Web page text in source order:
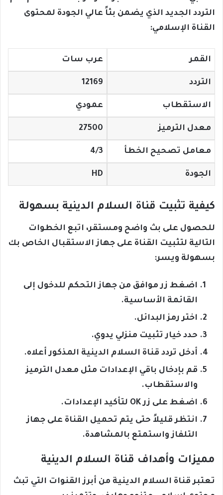
التردد الجديد الذي يضمن بثاً عالي الجودة لمحتوى
القناة الإسلامي:
القمر عرب سات
التردد 12169
الاستقطاب عمودي
معدل الترميز 27500
معامل تصحيح الخطأ 4/3
الجودة HD
كيفية تثبيت قناة السلام الدينية بسهولة
للحصول على بث واضح ومستقر، اتبع الخطوات
التالية لتثبيت القناة على جهاز الاستقبال الخاص بك
بسهولة ويسر:
اضغط زر موافق من جهاز التحكم للدخول إلى
القائمة الأساسية.
اختر رمز البدائل.
حدد خيار تثبيت منزلي يدوي.
أدخل تردد قناة السلام الدينية المذكور أعلاه.
قم بإدخال باقي الإعدادات مثل معدل الترميز
والاستقطاب.
اضغط على زر OK لتأكيد الإعدادات.
انتظر قليلاً حتى يتم تحميل القناة على جهاز
التلفاز واستمتع بالمشاهدة.
مميزات وأهداف قناة السلام الدينية
تعتبر قناة السلام الدينية من أبرز القنوات التي تبث